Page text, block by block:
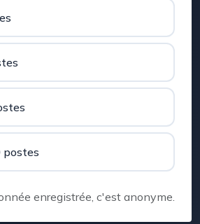
postes
enregistrée, c'est anonyme.